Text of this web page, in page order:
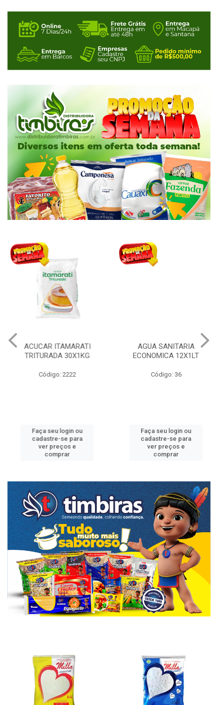
ACUCAR ITAMARATI
TRITURADA 30X1KG
Código: 2222
Faça seu login ou
cadastre-se para
ver preços e
comprar
AGUA SANITARIA
ECONOMICA 12X1LT
Código: 36
Faça seu login ou
cadastre-se para
ver preços e
comprar